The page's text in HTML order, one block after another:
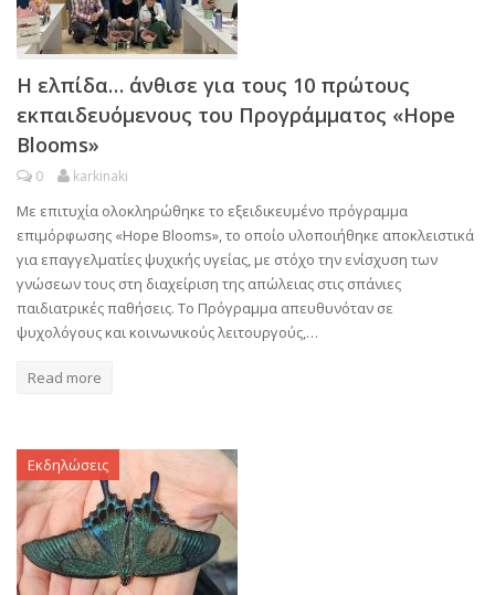
Η ελπίδα… άνθισε για τους 10 πρώτους
εκπαιδευόμενους του Προγράμματος «Hope
Blooms»
0 karkinaki
Με επιτυχία ολοκληρώθηκε το εξειδικευμένο πρόγραμμα
επιμόρφωσης «Hope Blooms», το οποίο υλοποιήθηκε αποκλειστικά
για επαγγελματίες ψυχικής υγείας, με στόχο την ενίσχυση των
γνώσεων τους στη διαχείριση της απώλειας στις σπάνιες
παιδιατρικές παθήσεις. Το Πρόγραμμα απευθυνόταν σε
ψυχολόγους και κοινωνικούς λειτουργούς,…
Read more
Εκδηλώσεις